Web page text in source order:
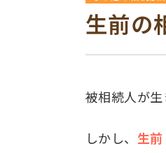
生前の
被相続人が生
しかし、 生